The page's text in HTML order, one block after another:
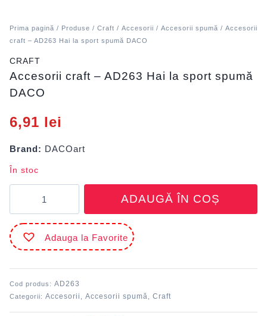
Prima pagină / Produse / Craft / Accesorii / Accesorii spumă / Accesorii
craft – AD263 Hai la sport spumă DACO
CRAFT
Accesorii craft – AD263 Hai la sport spumă
DACO
6,91 lei
Brand: DACOart
În stoc
Accesorii
craft
-
AD263
Hai
spumă
DACO
ADAUGĂ ÎN COȘ
Adauga la Favorite
Cod produs: AD263
Categorii: Accesorii , Accesorii spumă, Craft